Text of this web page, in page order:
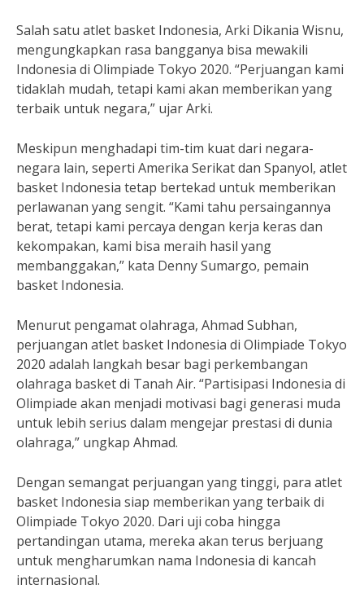
Salah satu atlet basket Indonesia, Arki Dikania Wisnu,
mengungkapkan rasa bangganya bisa mewakili
Indonesia di Olimpiade Tokyo 2020. “Perjuangan kami
tidaklah mudah, tetapi kami akan memberikan yang
terbaik untuk negara,” ujar Arki.
Meskipun menghadapi tim-tim kuat dari negara-
negara lain, seperti Amerika Serikat dan Spanyol, atlet
basket Indonesia tetap bertekad untuk memberikan
perlawanan yang sengit. “Kami tahu persaingannya
berat, tetapi kami percaya dengan kerja keras dan
kekompakan, kami bisa meraih hasil yang
membanggakan,” kata Denny Sumargo, pemain
basket Indonesia.
Menurut pengamat olahraga, Ahmad Subhan,
perjuangan atlet basket Indonesia di Olimpiade Tokyo
2020 adalah langkah besar bagi perkembangan
olahraga basket di Tanah Air. “Partisipasi Indonesia di
Olimpiade akan menjadi motivasi bagi generasi muda
untuk lebih serius dalam mengejar prestasi di dunia
olahraga,” ungkap Ahmad.
Dengan semangat perjuangan yang tinggi, para atlet
basket Indonesia siap memberikan yang terbaik di
Olimpiade Tokyo 2020. Dari uji coba hingga
pertandingan utama, mereka akan terus berjuang
untuk mengharumkan nama Indonesia di kancah
internasional.